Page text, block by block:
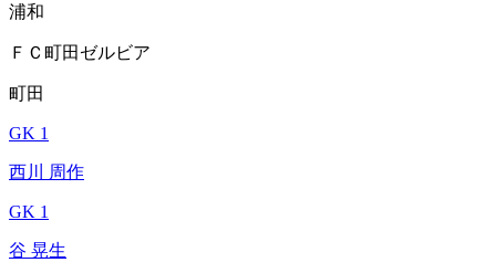
浦和
ＦＣ町田ゼルビア
町田
GK 1
西川 周作
GK 1
谷 晃生